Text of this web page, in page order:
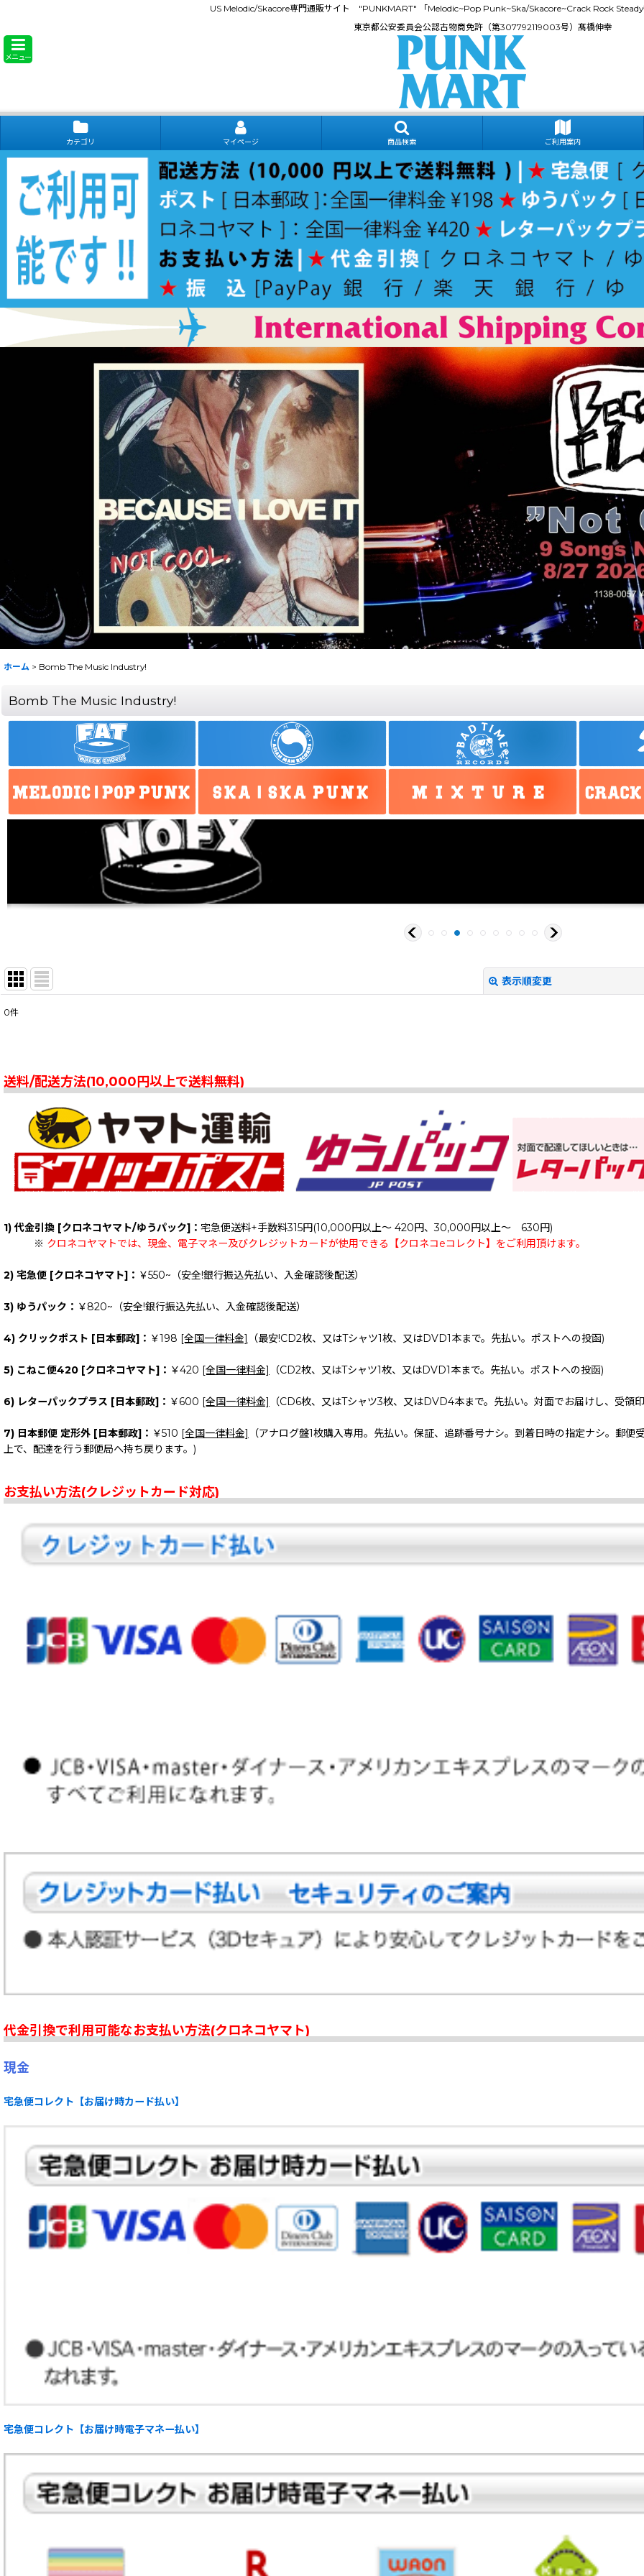
US Melodic/Skacore専門通販サイト "PUNKMART" 「Melodic~Pop Punk~Ska/Skacore~Crack Rock Steady
東京都公安委員会公認古物商免許（第307792119003号）髙橋伸幸
メニュー
カテゴリ マイページ 商品検索 ご利用案内
ホーム > Bomb The Music Industry!
Bomb The Music Industry!
表示順変更
並び順:
絞り込む
0件
送料/配送方法(10,000円以上で送料無料)
1) 代金引換 [クロネコヤマト/ゆうパック]： 宅急便送料+手数料315円(10,000円以上～ 420円、30,000円以上～ 630円)
※ クロネコヤマトでは、現金、電子マネー及びクレジットカードが使用できる【クロネコeコレクト】をご利用頂けます。
2) 宅急便 [クロネコヤマト]： ￥550~（安全!銀行振込先払い、入金確認後配送）
3) ゆうパック： ￥820~（安全!銀行振込先払い、入金確認後配送）
4) クリックポスト [日本郵政]： ￥198 [全国一律料金] （最安!CD2枚、又はTシャツ1枚、又はDVD1本まで。先払い。ポストへの投函)
5) こねこ便420 [クロネコヤマト]： ￥420 [全国一律料金] （CD2枚、又はTシャツ1枚、又はDVD1本まで。先払い。ポストへの投函)
6) レターパックプラス [日本郵政]： ￥600 [全国一律料金] （CD6枚、又はTシャツ3枚、又はDVD4本まで。先払い。対面でお届けし、受領
7) 日本郵便 定形外 [日本郵政]： ￥510 [全国一律料金]
（アナログ盤1枚購入専用。先払い。保証、追跡番号ナシ。到着日時の指定ナシ。郵
上で、配達を行う郵便局へ持ち戻ります。)
お支払い方法(クレジットカード対応)
代金引換で利用可能なお支払い方法(クロネコヤマト)
現金
宅急便コレクト【お届け時カード払い】
宅急便コレクト【お届け時電子マネー払い】